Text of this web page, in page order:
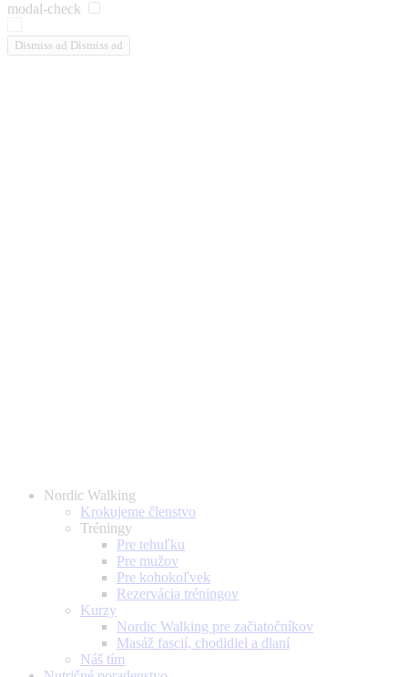
modal-check
Dismiss ad Dismiss ad
Nordic Walking
Krokujeme členstvo
Tréningy
Pre tehuľku
Pre mužov
Pre kohokoľvek
Rezervácia tréningov
Kurzy
Nordic Walking pre začiatočníkov
Masáž fascií, chodidiel a dlaní
Náš tím